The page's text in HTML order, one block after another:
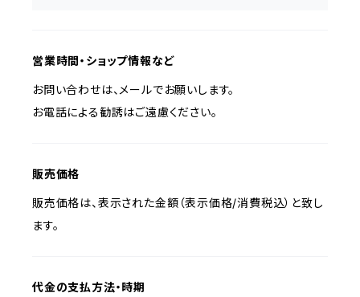
営業時間・ショップ情報など
お問い合わせは、メールでお願いします。
お電話による勧誘はご遠慮ください。
販売価格
販売価格は、表示された金額（表示価格/消費税込）と致し
ます。
代金の支払方法・時期